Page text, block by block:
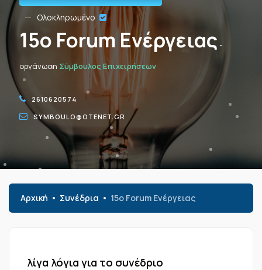
Ολοκληρωμένο
15o Forum Ενέργειας -
οργάνωση Σύμβουλος Επιχειρήσεων
2610620574
SYMBOULO@OTENET.GR
Αρχική Συνέδρια 15o Forum Ενέργειας
λίγα λόγια για το συνέδριο